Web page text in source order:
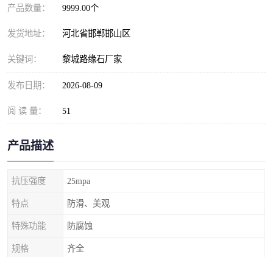
产品数量： 9999.00个
发货地址： 河北省邯郸邯山区
关键词： 黎城路缘石厂家
发布日期： 2026-08-09
阅 读 量： 51
产品描述
抗压强度 25mpa
特点 防滑、美观
特殊功能 防腐蚀
规格 齐全